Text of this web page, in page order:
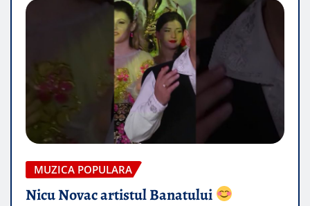
MUZICA POPULARA
Nicu Novac artistul Banatului